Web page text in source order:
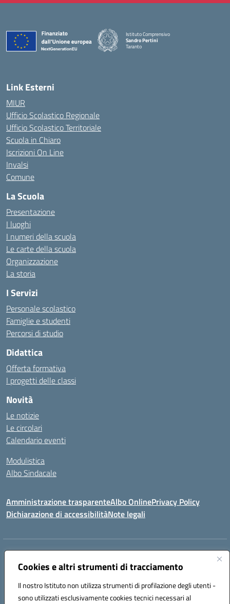
Cookies e altri strumenti di tracciamento
Il nostro Istituto non utilizza strumenti di profilazione degli utenti -
sono utilizzati esclusivamente cookies tecnici necessari al
Istituto Comprensivo
Sandro Pertini
Taranto
Link Esterni
MIUR
Ufficio Scolastico Regionale
Ufficio Scolastico Territoriale
Scuola in Chiaro
Iscrizioni On Line
Invalsi
Comune
La Scuola
Presentazione
I luoghi
I numeri della scuola
Le carte della scuola
Organizzazione
La storia
I Servizi
Personale scolastico
Famiglie e studenti
Percorsi di studio
Didattica
Offerta formativa
I progetti delle classi
Novità
Le notizie
Le circolari
Calendario eventi
Modulistica
Albo Sindacale
Amministrazione trasparenteAlbo OnlinePrivacy Policy
Dichiarazione di accessibilitàNote legali
Indirizzo:
Centralino:0994722507 Email:TAIC873006@istruzione.it
Codice fiscale: 90279480736